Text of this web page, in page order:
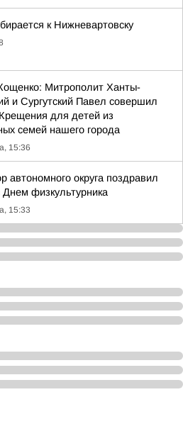
к Нижневартовску
Митрополит Ханты-
и Сургутский Павел совершил
для детей из
семей нашего города
15:36
автономного округа поздравил
Днем физкультурника
15:33